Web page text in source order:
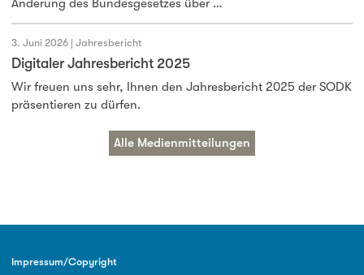
Änderung des Bundesgesetzes über …
3. Juni 2026 | Jahresbericht
Digitaler Jahresbericht 2025
Wir freuen uns sehr, Ihnen den Jahresbericht 2025 der SODK
präsentieren zu dürfen.
Alle Medienmitteilungen
Impressum/Copyright